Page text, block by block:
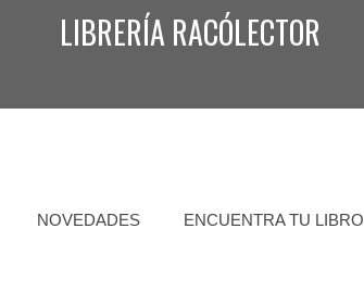
LIBRERÍA RACÓLECTOR
NOVEDADES ENCUENTRA TU LIBRO